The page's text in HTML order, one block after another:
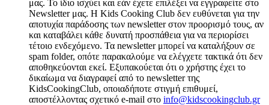
μας. Το ίδιο ισχύει και εάν έχετε επιλέξει να εγγραφείτε στο
Νewsletter μας. Η Kids Cooking Club δεν ευθύνεται για την
αποτυχία παράδοσης των newsletter στον προορισμό τους, αν
και καταβάλει κάθε δυνατή προσπάθεια για να περιορίσει
τέτοιο ενδεχόμενο. Τα newsletter μπορεί να καταλήξουν σε
spam folder, οπότε παρακαλούμε να ελέγχετε τακτικά ότι δεν
αποθηκεύονται εκεί. Εξυπακούεται ότι ο χρήστης έχει το
δικαίωμα να διαγραφεί από το newsletter της
KidsCookingClub, οποιαδήποτε στιγμή επιθυμεί,
αποστέλλοντας σχετικό e-mail στο info@kidscookingclub.gr